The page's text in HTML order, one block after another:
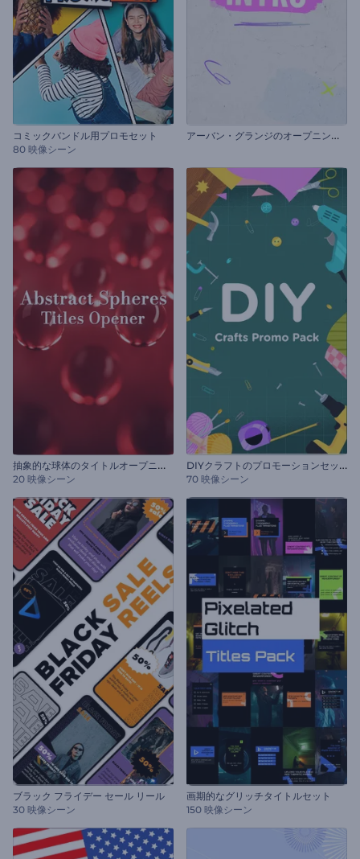
コミックバンドル用プロモセット
80 映像シーン
ア
ーバン・グランジのオープニング動画
抽
象的な球体のタイトルオープニング動画
20 映像シーン
D
IYクラフトのプロモーションセット
70 映像シーン
ブラック フライデー セール リール
30 映像シーン
画期的なグリッチタイトルセット
150 映像シーン